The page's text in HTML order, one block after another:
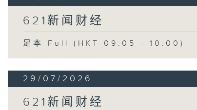
621新闻财经
足本 Full (HKT 09:05 - 10:00)
29/07/2026
621新闻财经